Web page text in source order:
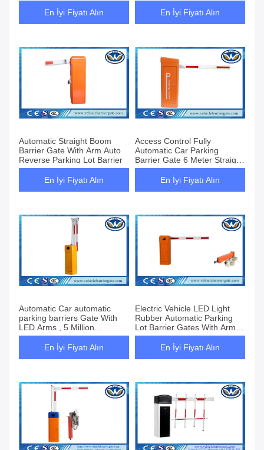
En İyi Fiyatı Alın En İyi Fiyatı Alın
Automatic Straight Boom
Barrier Gate With Arm Auto
Reverse Parking Lot Barrier
En İyi Fiyatı Alın
Access Control Fully
Automatic Car Parking
Barrier Gate 6 Meter Straight
Boom
En İyi Fiyatı Alın
Automatic Car automatic
parking barriers Gate With
LED Arms , 5 Million
Operation Time
En İyi Fiyatı Alın
Electric Vehicle LED Light
Rubber Automatic Parking
Lot Barrier Gates With Arm
Auto Reverse
En İyi Fiyatı Alın